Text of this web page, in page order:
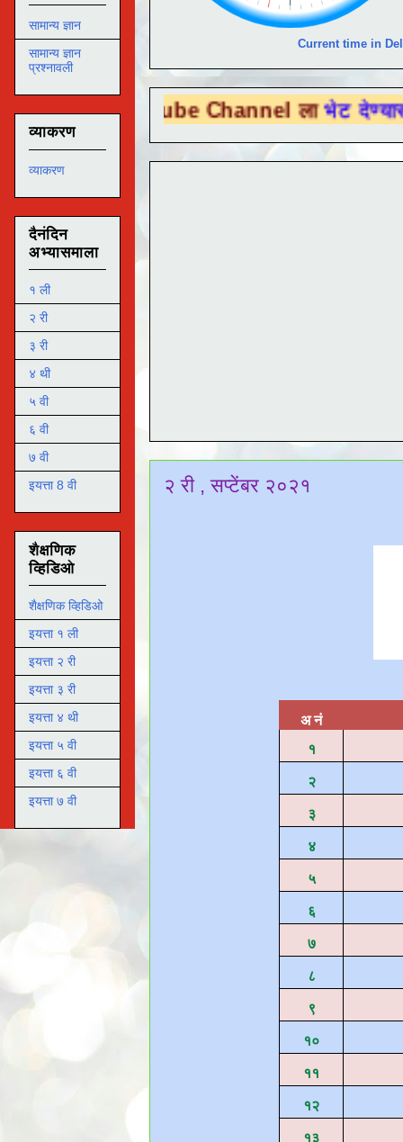
Current time in
Tube Channel लाभेट देण्यासाठी येथे
२ री , सप्टेंबर २०२१
अ नं
१
२
३
४
५
६
७
८
९
१०
११
१२
१३
सामान्य ज्ञान
सामान्य ज्ञान
प्रश्नावली
व्याकरण
व्याकरण
दैनंदिन
अभ्यासमाला
१ ली
२ री
३ री
४ थी
५ वी
६ वी
७ वी
इयत्ता 8 वी
शैक्षणिक
व्हिडिओ
शैक्षणिक व्हिडिओ
इयत्ता १ ली
इयत्ता २ री
इयत्ता ३ री
इयत्ता ४ थी
इयत्ता ५ वी
इयत्ता ६ वी
इयत्ता ७ वी